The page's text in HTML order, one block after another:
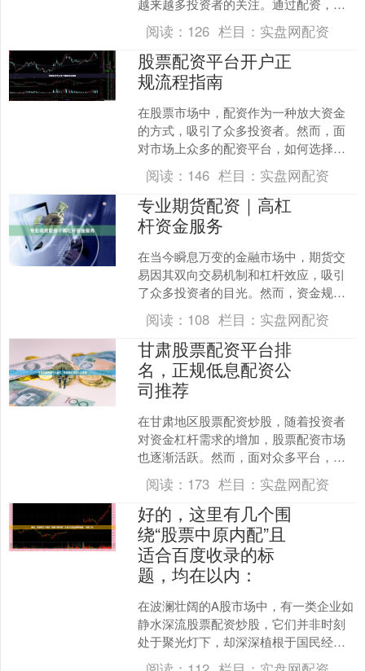
越来越多投资者的关注。通过配资，投
资者可以以较低的自有资金撬动更高的
投资额度，从而放大收益潜....
阅读： 126 栏目： 实盘网配资
股票配资平台开户正
规流程指南
在股票市场中，配资作为一种放大资金
的方式，吸引了众多投资者。然而，面
对市场上众多的配资平台，如何选择正
规平台并顺利完成开户，成为投资者关
心的核心问题。本文将为您....
阅读： 146 栏目： 实盘网配资
专业期货配资｜高杠
杆资金服务
在当今瞬息万变的金融市场中，期货交
易因其双向交易机制和杠杆效应，吸引
了众多投资者的目光。然而，资金规模
往往成为制约投资者把握行情的关键因
素。专业期货配资服务应运....
阅读： 108 栏目： 实盘网配资
甘肃股票配资平台排
名，正规低息配资公
司推荐
在甘肃地区股票配资炒股，随着投资者
对资金杠杆需求的增加，股票配资市场
也逐渐活跃。然而，面对众多平台，如
何选择一家正规、低息且可靠的配资公
司，成为许多投资者关注的....
阅读： 173 栏目： 实盘网配资
好的，这里有几个围
绕“股票中原内配”且
适合百度收录的标
题，均在以内：
在波澜壮阔的A股市场中，有一类企业如
静水深流股票配资炒股，它们并非时刻
处于聚光灯下，却深深植根于国民经济
的关键产业链中，凭借长期的专注与积